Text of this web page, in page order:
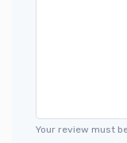
Your review must